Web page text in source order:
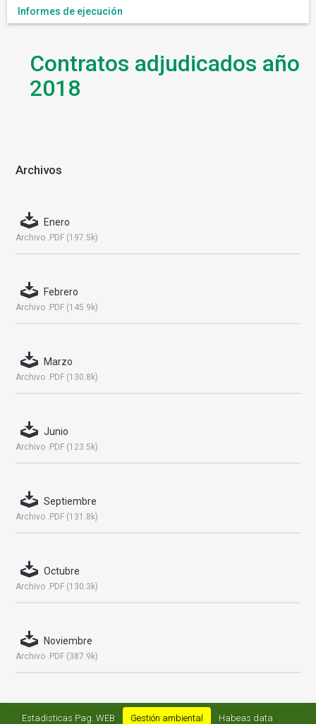
Informes de ejecución
Contratos adjudicados año
2018
Archivos
Enero
Archivo .PDF (197.5k)
Febrero
Archivo .PDF (145.9k)
Marzo
Archivo .PDF (130.8k)
Junio
Archivo .PDF (123.5k)
Septiembre
Archivo .PDF (131.8k)
Octubre
Archivo .PDF (130.3k)
Noviembre
Archivo .PDF (387.9k)
Estadisticas Pag. WEB Gestión ambiental Habeas data